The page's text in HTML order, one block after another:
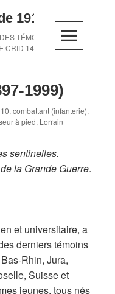
1914-1918
TÉMOINS DE LA
CRID 14-18
1999)
,combattant (infanterie),
à pied, Lorrain
sentinelles.
la Grande Guerre.
et universitaire, a
derniers témoins
Rhin, Jura,
Suisse et
jeunes, tous nés